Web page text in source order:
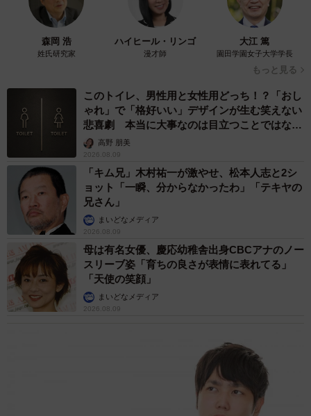
森岡 浩
姓氏研究家
ハイヒール・リンゴ
漫才師
大江 篤
園田学園女子大学学長
もっと見る
このトイレ、男性用と女性用どっち！？「おし
ゃれ」で「格好いい」デザインが生む笑えない
悲喜劇 本当に大事なのは目立つことではな
く…高野 朋美
2026.08.09
「キム兄」木村祐一が激やせ、松本人志と2シ
ョット「一瞬、分からなかったわ」「テキヤの
兄さん」
まいどなメディア
2026.08.09
母は有名女優、慶応幼稚舎出身CBCアナのノー
スリーブ姿「育ちの良さが表情に表れてる」
「天使の笑顔」
まいどなメディア
2026.08.09